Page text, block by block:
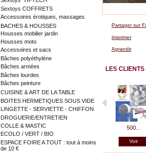
Sextoys COFFRETS
Accessoires érotiques, massages
BACHES & HOUSSES
Housses mobilier jardin
Housses moto
Accessoires et sacs
Bâches polyéthylène
Bâches armées
Bâches lourdes
Bâches peinture
CUISINE & ART DE LA TABLE
BOITES HERMETIQUES SOUS VIDE
LINGETTE - SERVIETTE - CHIFFON
DROGUERIE/ENTRETIEN
COLLE & MASTIC
ECOLO / VERT / BIO
ESPACE FOIRE A TOUT : tout à moins
de 10 €
Partager sur
Imprimer
Agrandir
LES
500...
Voir